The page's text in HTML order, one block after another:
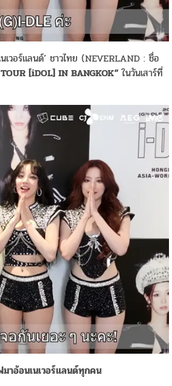
นเวอร์แลนด์’ ชาวไทย (NEVERLAND : ชื่อ
[iDOL] IN BANGKOK”ในวันเสาร์ที่
าอ้อนเนเวอร์แลนด์ทุกคน